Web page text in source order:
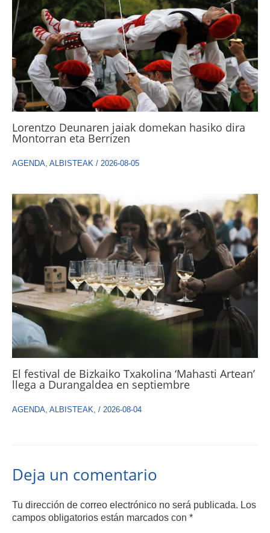
Lorentzo Deunaren jaiak domekan hasiko dira
Montorran eta Berrizen
AGENDA ALBISTEAK / 2026-08-05
El festival de Bizkaiko Txakolina ‘Mahasti Artean’
llega a Durangaldea en septiembre
AGENDA, ALBISTEAK, / 2026-08-04
Deja un comentario
Tu dirección de correo electrónico no será publicada. Los
campos obligatorios están marcados con *